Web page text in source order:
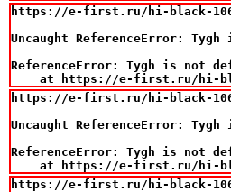
https://e-first.ru/hi-black-
Uncaught ReferenceError:
ReferenceError: Tygh is not
at https://e-first.ru/hi-
https://e-first.ru/hi-black-
Uncaught ReferenceError:
ReferenceError: Tygh is not
at https://e-first.ru/hi-
https://e-first.ru/hi-black-